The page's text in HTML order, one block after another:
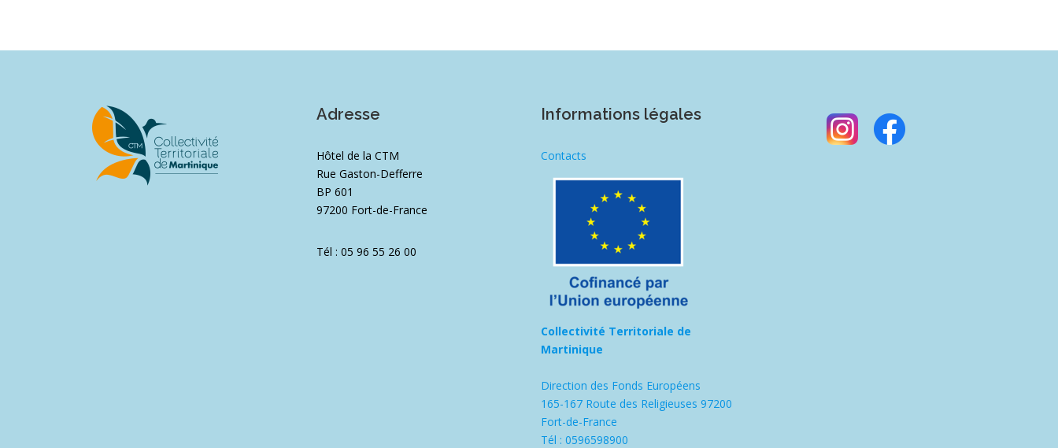
Adresse
Hôtel de la CTM
Rue Gaston-Defferre
BP 601
97200 Fort-de-France
Tél : 05 96 55 26 00
Informations légales
Contacts
Collectivité Territoriale de
Martinique
Direction des Fonds Européens
165-167 Route des Religieuses 97200
Fort-de-France
Tél : 0596598900